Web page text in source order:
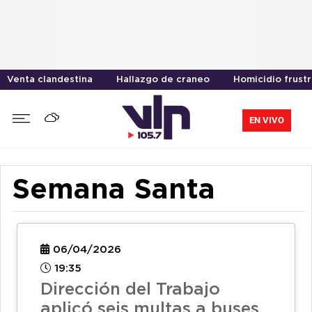
Venta clandestina Hallazgo de craneo Homicidio
EN VIVO
Semana Santa
06/04/2026
19:35
Dirección del Trabajo